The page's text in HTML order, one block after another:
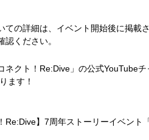
ての詳細は、イベント開始後に掲載
ください。
ネクト！Re:Dive」の公式YouTube
ます！
Re:Dive】7周年ストーリーイベン